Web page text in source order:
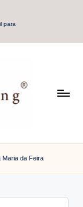
para
Maria da Feira